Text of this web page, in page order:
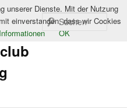
unserer Dienste. Mit der Nutzung
einverstanden, dass wir Cookies
OK